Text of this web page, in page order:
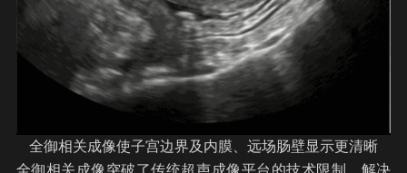
全御相关成像使子宫边界及内膜、远场肠壁显示更清晰
全御相关成像突破了传统超声成像平台的技术限制，解决